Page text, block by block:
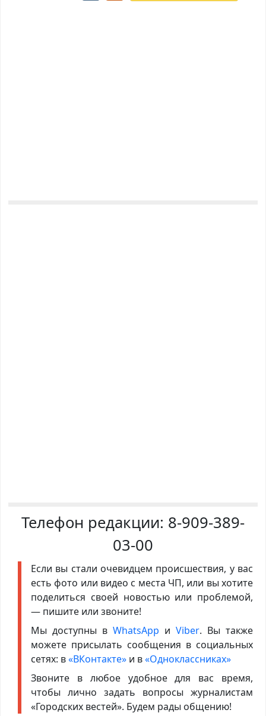
Телефон редакции: 8-909-389-
03-00
Если вы стали очевидцем происшествия, у вас
есть фото или видео с места ЧП, или вы хотите
поделиться своей новостью или проблемой,
— пишите или звоните!
Мы доступны в WhatsApp иViber. Вы также
можете присылать сообщения в социальных
сетях: в«ВКонтакте»и в«Одноклассниках»
Звоните в любое удобное для вас время,
чтобы лично задать вопросы журналистам
«Городских вестей». Будем рады общению!